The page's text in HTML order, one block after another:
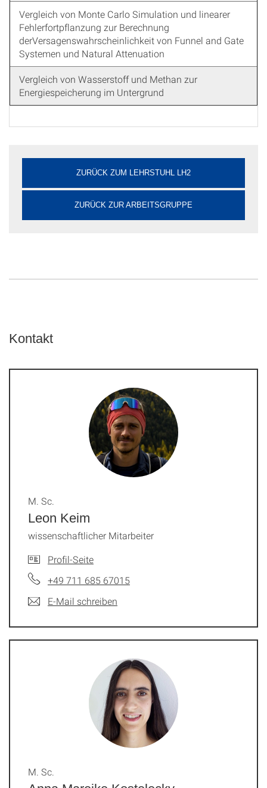
Vergleich von Monte Carlo Simulation und linearer
Fehlerfortpflanzung zur Berechnung
derVersagenswahrscheinlichkeit von Funnel and Gate
Systemen und Natural Attenuation
Vergleich von Wasserstoff und Methan zur
Energiespeicherung im Untergrund
ZURÜCK ZUM LEHRSTUHL LH2
ZURÜCK ZUR ARBEITSGRUPPE
Kontakt
Leon Keim
M. Sc.
wissenschaftlicher Mitarbeiter
Profil-Seite
+49 711 685 67015
E-Mail schreiben
M. Sc.